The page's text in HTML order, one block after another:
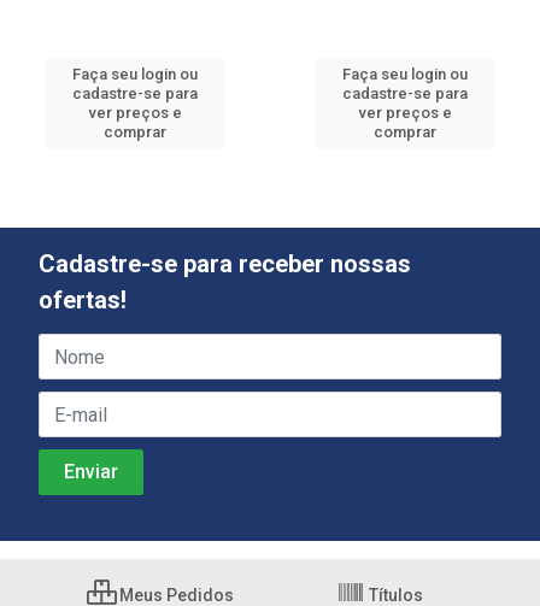
Faça seu login ou
cadastre-se para
ver preços e
comprar
Faça seu login ou
cadastre-se para
ver preços e
comprar
Cadastre-se para receber nossas
ofertas!
Meus Pedidos Títulos